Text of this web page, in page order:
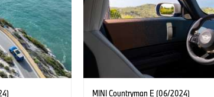
MINI Countryman E (06/2024)